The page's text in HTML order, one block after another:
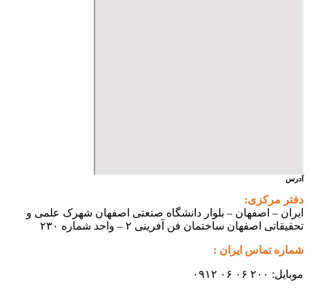
آدرس
دفتر مرکزی:
ایران – اصفهان – بلوار دانشگاه صنعتی اصفهان شهرک علمی و
تحقیقاتی اصفهان ساختمان فن آفرینی ۲ – واحد شماره ۲۳۰
شماره تماس ایران :
موبایل: ۲۰۰ ۰۶ ۰۶ ۰۹۱۲